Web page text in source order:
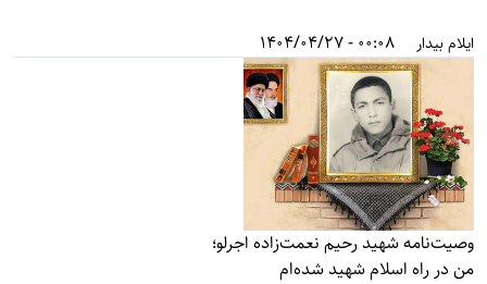
ایلام بیدار 00:08 - 1404/04/27
وصیت‌نامه شهید رحیم نعمت‌زاده اجرلو؛
من در راه اسلام شهید شده‌ام